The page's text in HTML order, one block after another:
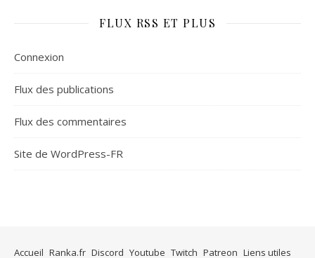
FLUX RSS ET PLUS
Connexion
Flux des publications
Flux des commentaires
Site de WordPress-FR
Accueil Ranka.fr Discord Youtube Twitch Patreon Liens utiles